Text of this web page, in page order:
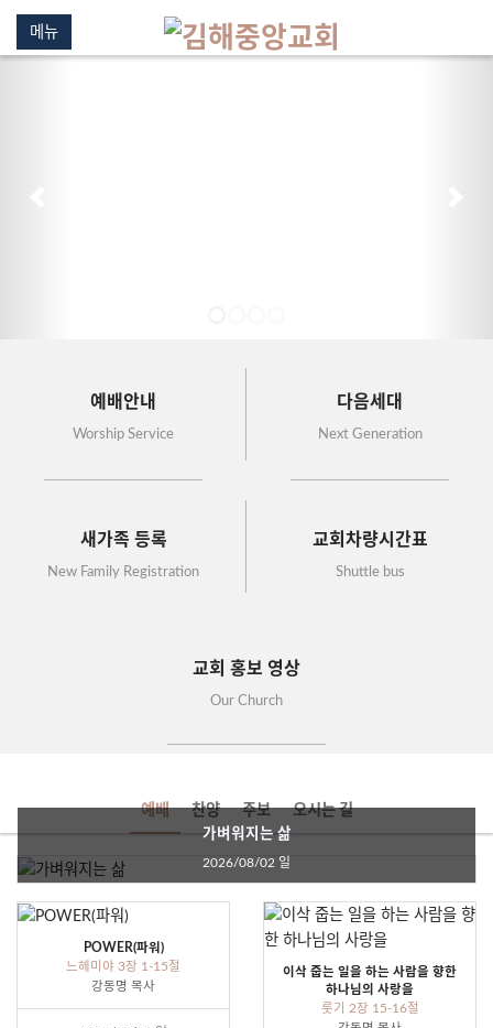
메뉴
예배안내
Worship Service
다음세대
Next Generation
새가족 등록
New Family Registration
교회차량시간표
Shuttle bus
교회 홍보 영상
Our Church
예배 찬양 주보 오시는 길
가벼워지는 삶
2026/08/02 일
POWER(파워)
느헤미야 3장 1-15절
강동명 목사
이삭 줍는 일을 하는 사람을 향한
하나님의 사랑을
룻기 2장 15-16절